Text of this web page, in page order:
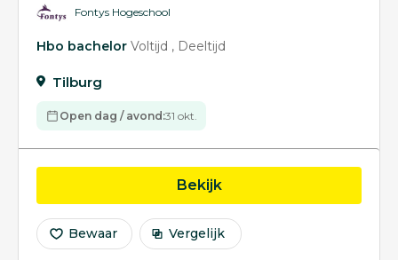
Fontys Hogeschool
Hbo bachelor Voltijd Deeltijd
Tilburg
Open dag / avond:31 okt.
Bekijkopleiding Pedagogiek
Bewaar Vergelijk